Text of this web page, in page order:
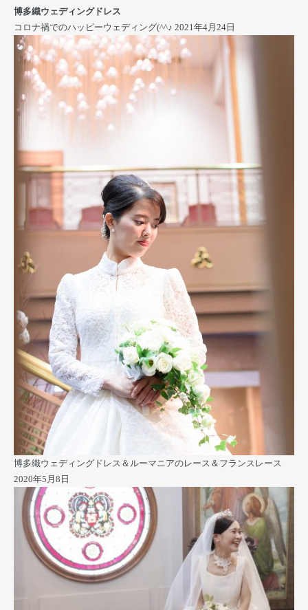
博多織ウェディングドレス
コロナ禍でのハッピーウェディング(^^♪ 2021年4月24日
博多織ウェディングドレス＆ルーマニアのレース＆フランスレース
2020年5月8日